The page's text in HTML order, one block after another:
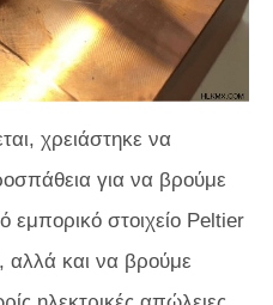
χρειάστηκε να
για να βρούμε
εμπορικό στοιχείο Peltier
αλλά και να βρούμε